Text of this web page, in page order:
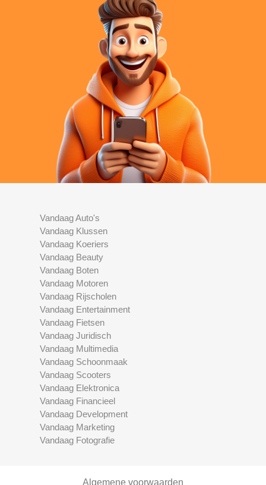
Vandaag Auto's
Vandaag Klussen
Vandaag Koeriers
Vandaag Beauty
Vandaag Boten
Vandaag Motoren
Vandaag Rijscholen
Vandaag Entertainment
Vandaag Fietsen
Vandaag Juridisch
Vandaag Multimedia
Vandaag Schoonmaak
Vandaag Scooters
Vandaag Elektronica
Vandaag Financieel
Vandaag Development
Vandaag Marketing
Vandaag Fotografie
Algemene voorwaarden